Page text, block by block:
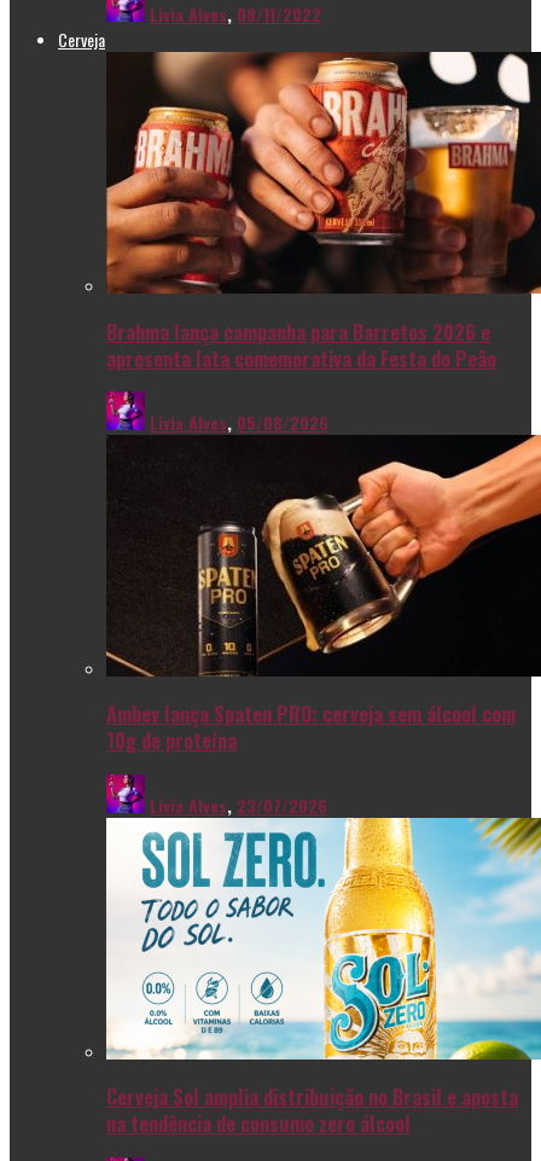
Livia Alves, 08/11/2022
Cerveja
Brahma lança campanha para Barretos 2026 e
apresenta lata comemorativa da Festa do Peão
Livia Alves, 05/08/2026
Ambev lança Spaten PRO: cerveja sem álcool com
10g de proteína
Livia Alves, 23/07/2026
Cerveja Sol amplia distribuição no Brasil e aposta
na tendência de consumo zero álcool